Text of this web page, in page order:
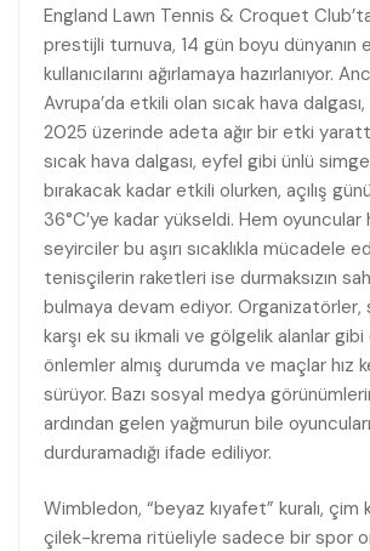
England Lawn Tennis & Croquet
prestijli turnuva, 14 gün boyu dünyanın
kullanıcılarını ağırlamaya hazırlanıyor.
Avrupa’da etkili olan sıcak hava
2025 üzerinde adeta ağır bir etki
sıcak hava dalgası, eyfel gibi ünlü
bırakacak kadar etkili olurken, açılış
36°C’ye kadar yükseldi. Hem oyuncular
seyirciler bu aşırı sıcaklıkla mücadele
tenisçilerin raketleri ise durmaksızın
bulmaya devam ediyor. Organizatörler,
karşı ek su ikmali ve gölgelik alanlar
önlemler almış durumda ve maçlar hız
sürüyor. Bazı sosyal medya
ardından gelen yağmurun bile
durduramadığı ifade ediliyor.
Wimbledon, “beyaz kıyafet” kuralı,
çilek-krema ritüeliyle sadece bir spor